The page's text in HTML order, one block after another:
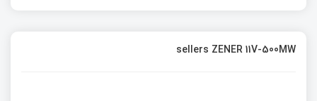
sellers ZENER 11V-500MW